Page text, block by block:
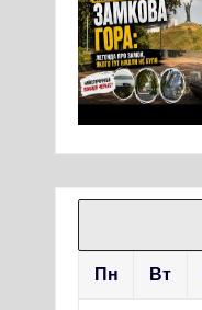
Пн Вт